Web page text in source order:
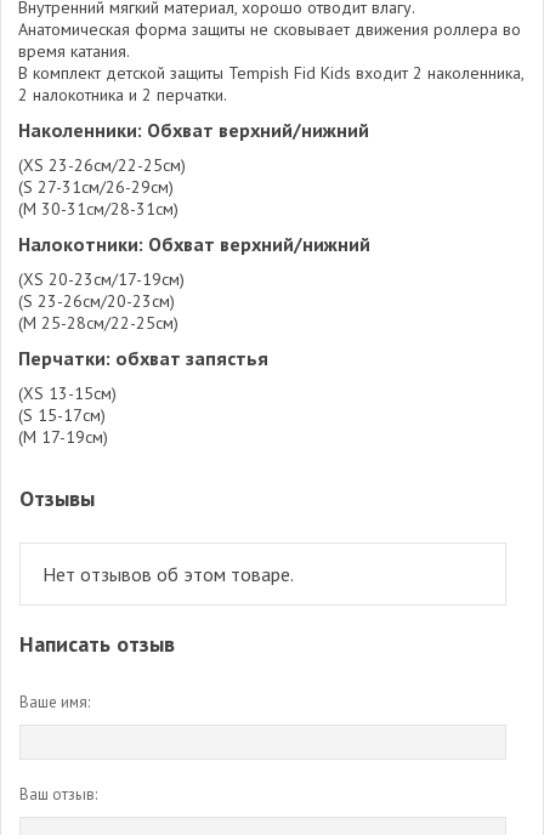
Внутренний мягкий материал, хорошо отводит влагу.
Анатомическая форма защиты не сковывает движения роллера во
время катания.
В комплект детской защиты Tempish Fid Kids входит 2 наколенника,
2 налокотника и 2 перчатки.
Наколенники: Обхват верхний/нижний
(XS 23-26см/22-25см)
(S 27-31см/26-29см)
(M 30-31см/28-31см)
Налокотники: Обхват верхний/нижний
(XS 20-23см/17-19см)
(S 23-26см/20-23см)
(M 25-28см/22-25см)
Перчатки: обхват запястья
(XS 13-15см)
(S 15-17см)
(M 17-19см)
Отзывы
Нет отзывов об этом товаре.
Написать отзыв
Ваше имя:
Ваш отзыв: